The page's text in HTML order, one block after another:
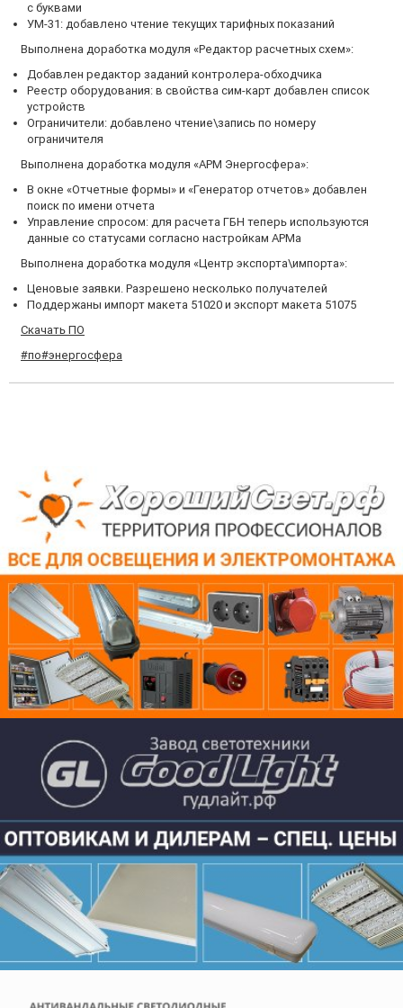
с буквами
УМ-31: добавлено чтение текущих тарифных показаний
Выполнена доработка модуля «Редактор расчетных схем»:
Добавлен редактор заданий контролера-обходчика
Реестр оборудования: в свойства сим-карт добавлен список
устройств
Ограничители: добавлено чтение\запись по номеру
ограничителя
Выполнена доработка модуля «АРМ Энергосфера»:
В окне «Отчетные формы» и «Генератор отчетов» добавлен
поиск по имени отчета
Управление спросом: для расчета ГБН теперь используются
данные со статусами согласно настройкам АРМа
Выполнена доработка модуля «Центр экспорта\импорта»:
Ценовые заявки. Разрешено несколько получателей
Поддержаны импорт макета 51020 и экспорт макета 51075
Скачать ПО
#по#энергосфера